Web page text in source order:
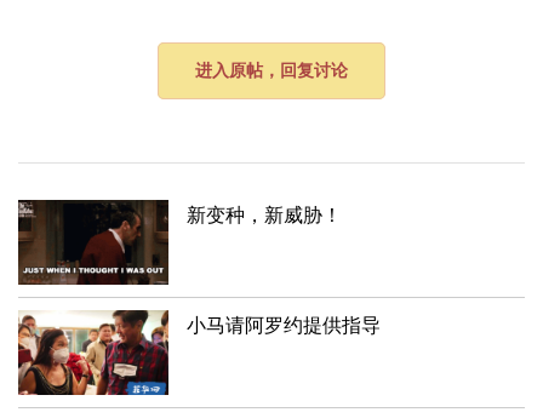
进入原帖，回复讨论
新变种，新威胁！
小马请阿罗约提供指导